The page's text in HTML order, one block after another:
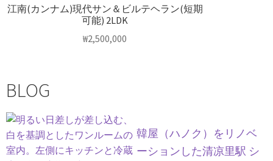
江南(カンナム)現代サン＆ビルテヘラン(短期
可能) 2LDK
₩2,500,000
BLOG
韓屋（ハノク）をリノベ
ーションした清凉里駅 シ